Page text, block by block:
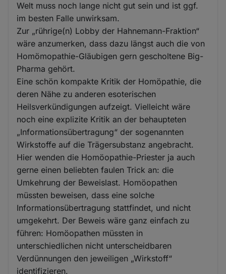
Welt muss noch lange nicht gut sein und ist ggf.
im besten Falle unwirksam.
Zur „rührige(n) Lobby der Hahnemann-Fraktion“
wäre anzumerken, dass dazu längst auch die von
Homömopathie-Gläubigen gern gescholtene Big-
Pharma gehört.
Eine schön kompakte Kritik der Homöpathie, die
deren Nähe zu anderen esoterischen
Heilsverkündigungen aufzeigt. Vielleicht wäre
noch eine explizite Kritik an der behaupteten
„Informationsübertragung“ der sogenannten
Wirkstoffe auf die Trägersubstanz angebracht.
Hier wenden die Homöopathie-Priester ja auch
gerne einen beliebten faulen Trick an: die
Umkehrung der Beweislast. Homöopathen
müssten beweisen, dass eine solche
Informationsübertragung stattfindet, und nicht
umgekehrt. Der Beweis wäre ganz einfach zu
führen: Homöopathen müssten in
unterschiedlichen nicht unterscheidbaren
Verdünnungen den jeweiligen „Wirkstoff“
identifizieren.